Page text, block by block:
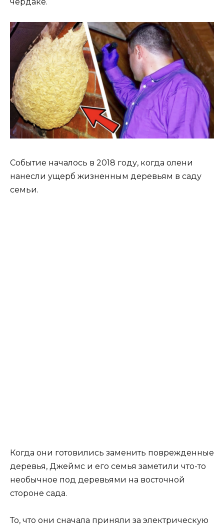
Событие началось в 2018 году, когда олени
нанесли ущерб жизненным деревьям в саду
семьи.
Когда они готовились заменить поврежденные
деревья, Джеймс и его семья заметили что-то
необычное под деревьями на восточной
стороне сада.
То, что они сначала приняли за электрическую